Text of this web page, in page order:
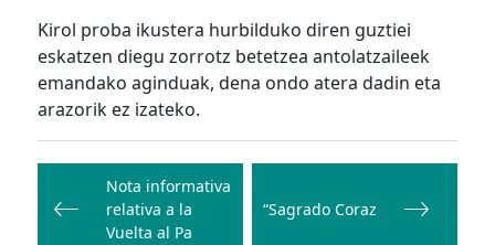
Kirol proba ikustera hurbilduko diren guztiei
eskatzen diegu zorrotz betetzea antolatzaileek
emandako aginduak, dena ondo atera dadin eta
arazorik ez izateko.
Bidalketetan
zehar
nabigatu
Nota informativa
relativa a la
Vuelta al Pa
“Sagrado Coraz